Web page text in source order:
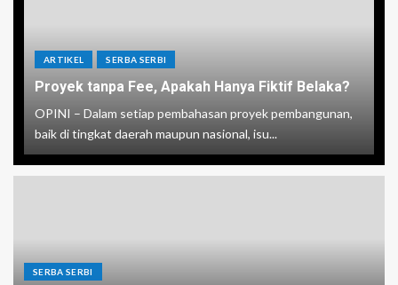
ARTIKEL SERBA SERBI
Proyek tanpa Fee, Apakah Hanya Fiktif Belaka?
OPINI – Dalam setiap pembahasan proyek pembangunan,
baik di tingkat daerah maupun nasional, isu...
SERBA SERBI